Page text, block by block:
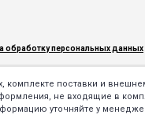
обработку персональных данных
комплекте поставки и
не входящие в
уточняйте у